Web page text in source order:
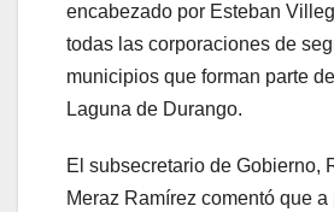
encabezado por Esteban
todas las corporaciones de
municipios que forman parte
Laguna de Durango.
El subsecretario de Gobierno,
Meraz Ramírez comentó que a